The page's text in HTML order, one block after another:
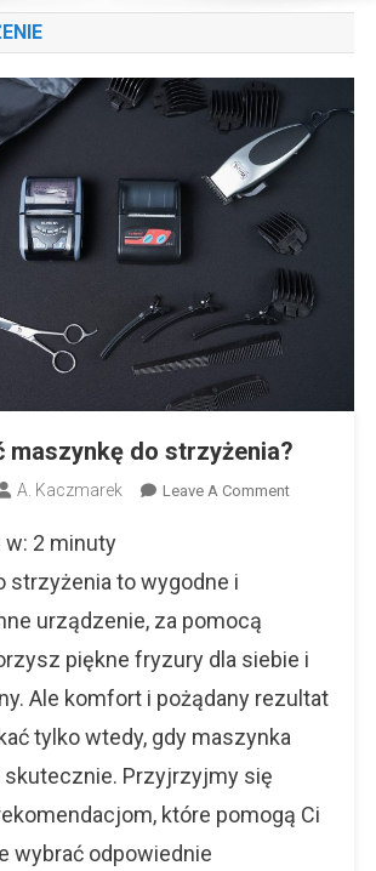
maszynkę do strzyżenia?
A. Kaczmarek Leave A CommentOn
w: 2 minuty
strzyżenia to wygodne i
urządzenie, za pomocą
piękne fryzury dla siebie i
Ale komfort i pożądany rezultat
tylko wtedy, gdy maszynka
Przyjrzyjmy się
które pomogą Ci
wybrać odpowiednie